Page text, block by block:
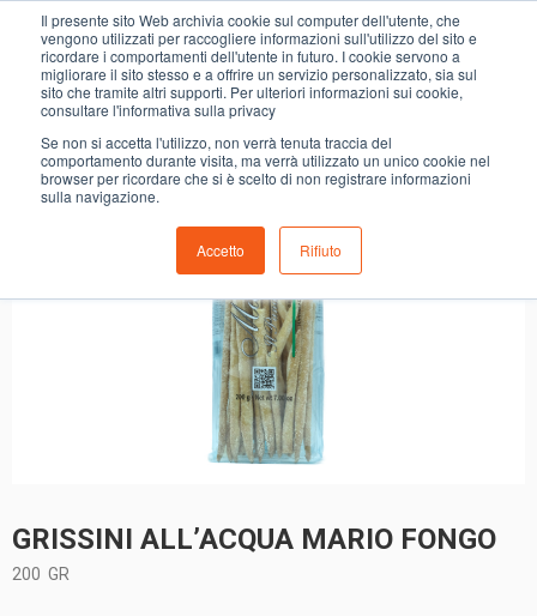
Il presente sito Web archivia cookie sul computer dell'utente, che
vengono utilizzati per raccogliere informazioni sull'utilizzo del sito e
ricordare i comportamenti dell'utente in futuro. I cookie servono a
migliorare il sito stesso e a offrire un servizio personalizzato, sia sul
sito che tramite altri supporti. Per ulteriori informazioni sui cookie,
consultare l'informativa sulla privacy
Se non si accetta l'utilizzo, non verrà tenuta traccia del
comportamento durante visita, ma verrà utilizzato un unico cookie nel
browser per ricordare che si è scelto di non registrare informazioni
sulla navigazione.
Accetto Rifiuto
GRISSINI ALL’ACQUA MARIO FONGO
GRISSINI ALL’ACQUA MARIO FONGO
200 GR